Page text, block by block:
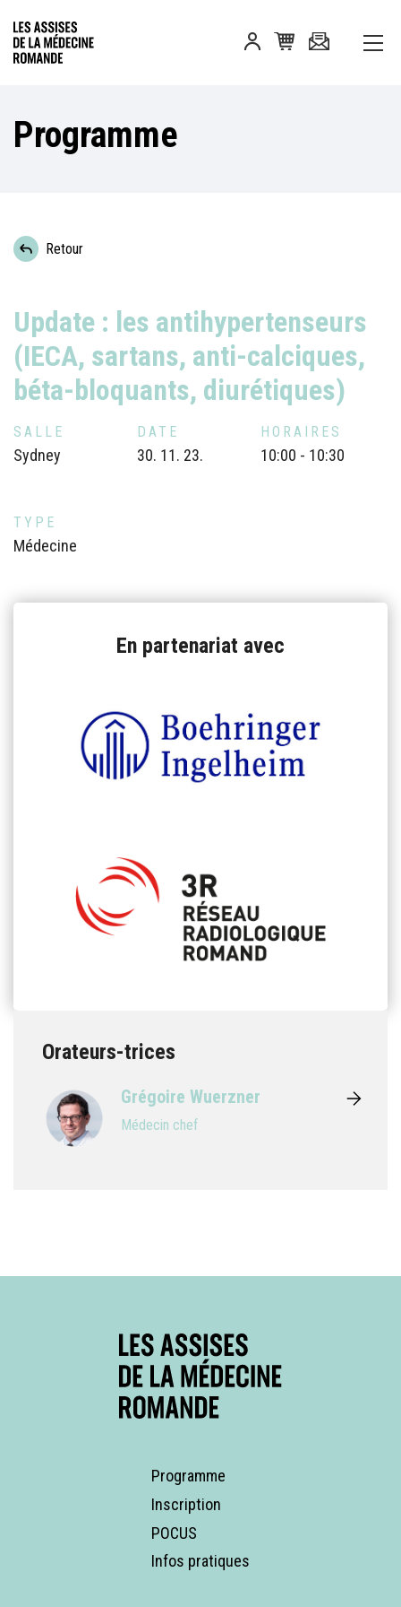
Programme
Retour
Update : les antihypertenseurs
(IECA, sartans, anti-calciques,
béta-bloquants, diurétiques)
SALLE
Sydney
DATE
30. 11. 23.
HORAIRES
10:00 - 10:30
TYPE
Médecine
En partenariat avec
Orateurs-trices
Grégoire Wuerzner
Médecin chef
Programme
Inscription
POCUS
Infos pratiques